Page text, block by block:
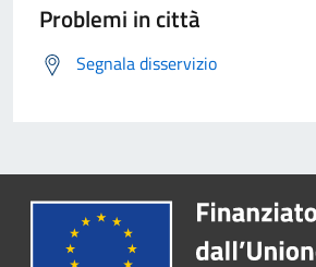
Problemi in città
Segnala disservizio